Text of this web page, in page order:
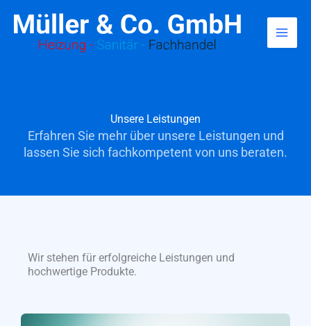
Inhalt
springen
Unsere Leistungen
Erfahren Sie mehr über unsere Leistungen und
lassen Sie sich fachkompetent von uns beraten.
Wir stehen für erfolgreiche Leistungen und
hochwertige Produkte.